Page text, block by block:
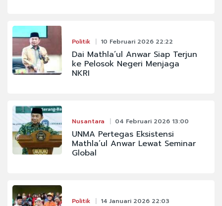
Politik 10 Februari 2026 22:22
Dai Mathla’ul Anwar Siap Terjun
ke Pelosok Negeri Menjaga
NKRI
Nusantara 04 Februari 2026 13:00
UNMA Pertegas Eksistensi
Mathla’ul Anwar Lewat Seminar
Global
Politik 14 Januari 2026 22:03